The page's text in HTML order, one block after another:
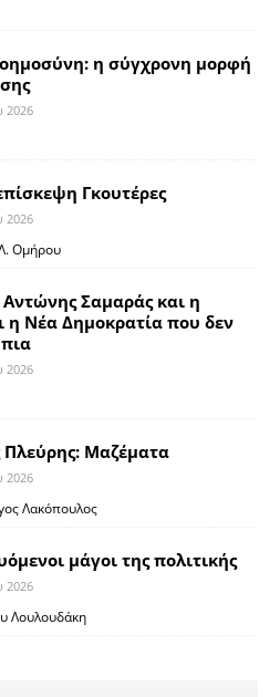
η σύγχρονη μορφή
2026
Γκουτέρες
2026
Ομήρου
Σαμαράς και η
η Νέα Δημοκρατία που δεν
2026
Πλεύρης: Μαζέματα
2026
Λακόπουλος
μάγοι της πολιτικής
2026
Λουλουδάκη